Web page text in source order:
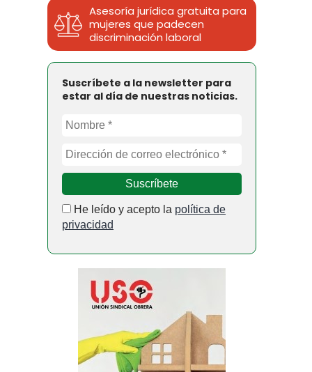
Asesoría jurídica gratuita para
mujeres que padecen
discriminación laboral
Suscríbete a la newsletter para
estar al día de nuestras noticias.
He leído y acepto la política de
privacidad